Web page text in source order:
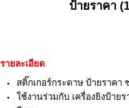
ป้ายราคา
รายละเอียด
สติ๊กเกอร์กระดาษ ป้ายราค
ใช้งานร่วมกับ เครื่องยิงป้าย